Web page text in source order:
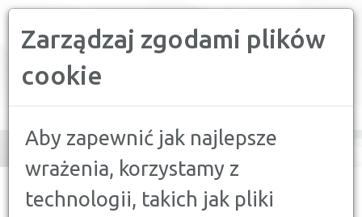
Zarządzaj zgodami plików
cookie
Aby zapewnić jak najlepsze
wrażenia, korzystamy z
technologii, takich jak pliki
navigation
KREDYT GOTÓWKOWY PO ROZWODZIE?